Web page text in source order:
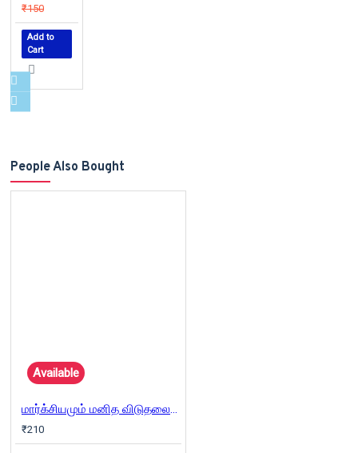
₹150
Add to
Cart
People Also Bought
Available
மார்க்சியமும் மனித விடுதலையும்
₹210